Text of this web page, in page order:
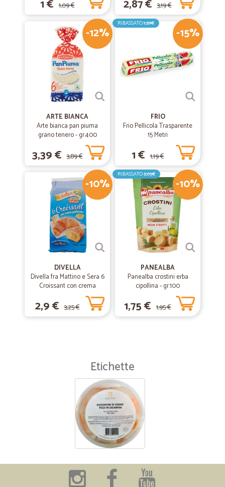
25/06/2020
— Paolo M.
Tutto perfetto
—Camilla V.
tutto come richiesto /
—Antonella T.
Per ora ho acquistato un solo prodotto…
Per ora ho acquistato un solo prodotto ma sono rimasta soddisfatta
del servizio . Consegna in tempi rapidi .
—Simone P.
Ho ricevuto la merce integra e puntuale…
Ho ricevuto la merce integra e puntuale alla consegna a domicilio;
sono soddisfatto dell'acquisto e conto di rifare un altro ordine, auguri
di buon Natale e felice anno nuovo, Simone Paolo
—Nunzia G.
Ottimo servizio
Ottimo servizio. Puntuale e veloce. Buono l'imballo (anche se con una
Monica M.
Niente code alla cassa... ritiri direttamente la spesa a
Ricevi comodamente a casa o nel mio caso in ufficio, tutto quello che
hai ordinato online, in un paio di giorni... imballo perfetto e prezzi nella
1 € 1,09 € 2,87 € 3,19 €
-12%
ARTE BIANCA
Arte bianca pan piuma
grano tenero - gr.400
3,39 € 3,89 €
-15%
RIBASSATO1,29€
FRIO
Frio Pellicola Trasparente
15 Metri
1 € 1,19 €
-10%
DIVELLA
Divella fra Mattino e Sera 6
Croissant con crema
pasticcera 270 gr.
2,9 € 3,25 €
-10%
RIBASSATO2,05€
PANEALBA
Panealba crostini erba
cipollina - gr.100
1,75 € 1,95 €
Etichette